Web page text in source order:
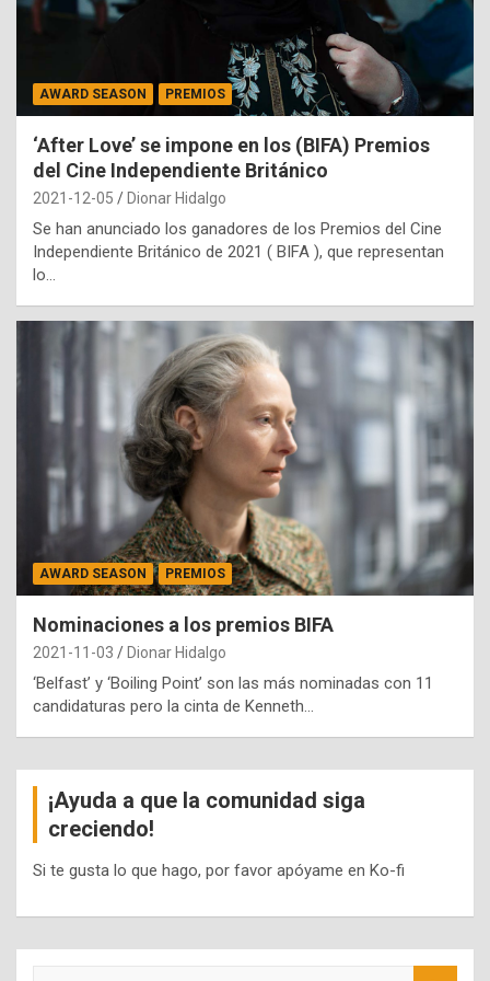
AWARD SEASON PREMIOS
‘After Love’ se impone en los (BIFA) Premios
del Cine Independiente Británico
2021-12-05 Dionar Hidalgo
Se han anunciado los ganadores de los Premios del Cine
Independiente Británico de 2021 ( BIFA ), que representan
lo…
AWARD SEASON PREMIOS
Nominaciones a los premios BIFA
2021-11-03 Dionar Hidalgo
‘Belfast’ y ‘Boiling Point’ son las más nominadas con 11
candidaturas pero la cinta de Kenneth…
¡Ayuda a que la comunidad siga
creciendo!
Si te gusta lo que hago, por favor apóyame en Ko-fi